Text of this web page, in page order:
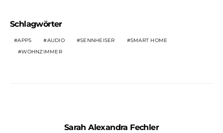
Schlagwörter
APPS AUDIO SENNHEISER
SMART HOME
WOHNZIMMER
Sarah Alexandra Fechler